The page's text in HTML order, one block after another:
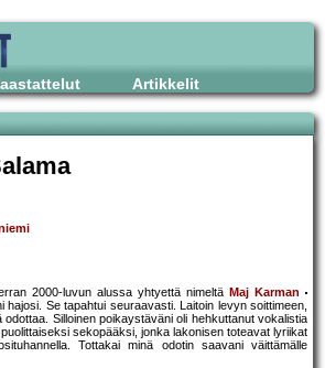
Artikkelit
2000-luvun alussa yhtyettä nimeltä Maj Karman
hajosi. Se tapahtui seuraavasti. Laitoin levyn soittimeen,
Silloinen poikaystäväni oli hehkuttanut vokalistia
sekopääksi, jonka lakonisen toteavat lyriikat
Tottakai minä odotin saavani väittämälle